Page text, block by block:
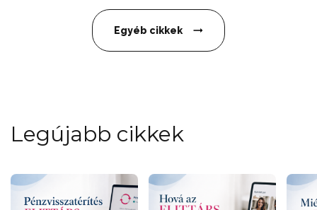
Egyéb cikkek
Legújabb cikkek